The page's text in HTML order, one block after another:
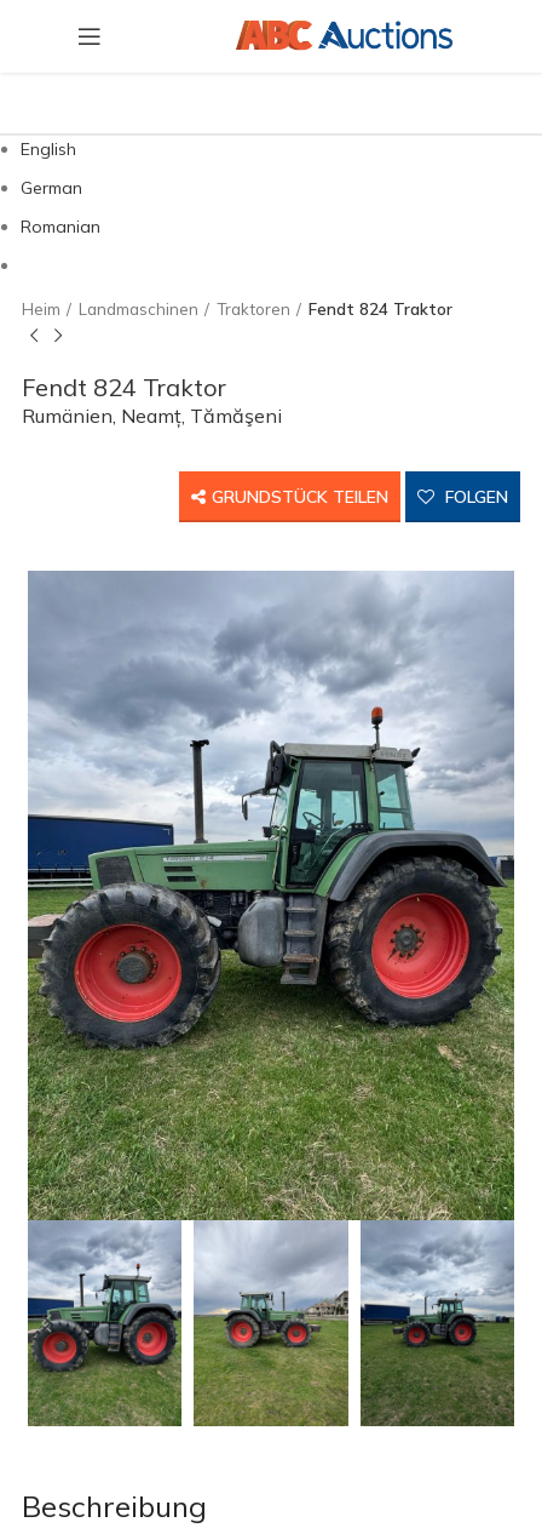
English
German
Romanian
Heim Landmaschinen Traktoren Fendt 824 Traktor
Fendt 824 Traktor
Rumänien, Neamț, Tămăşeni
GRUNDSTÜCK TEILEN FOLGEN
Beschreibung